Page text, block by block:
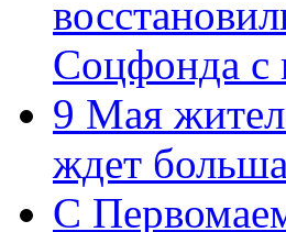
Соцфонда с
9 Мая
ждет
C